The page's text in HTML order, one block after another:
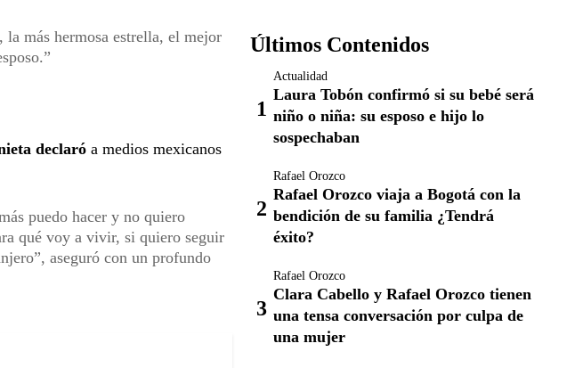
más hermosa estrella, el mejor
declaró a medios mexicanos
puedo hacer y no quiero
qué voy a vivir, si quiero seguir
aseguró con un profundo
Últimos Contenidos
Actualidad
Laura Tobón confirmó si su bebé será
niño o niña: su esposo e hijo lo
sospechaban
Rafael Orozco
Rafael Orozco viaja a Bogotá con la
bendición de su familia ¿Tendrá
éxito?
Rafael Orozco
Clara Cabello y Rafael Orozco tienen
una tensa conversación por culpa de
una mujer